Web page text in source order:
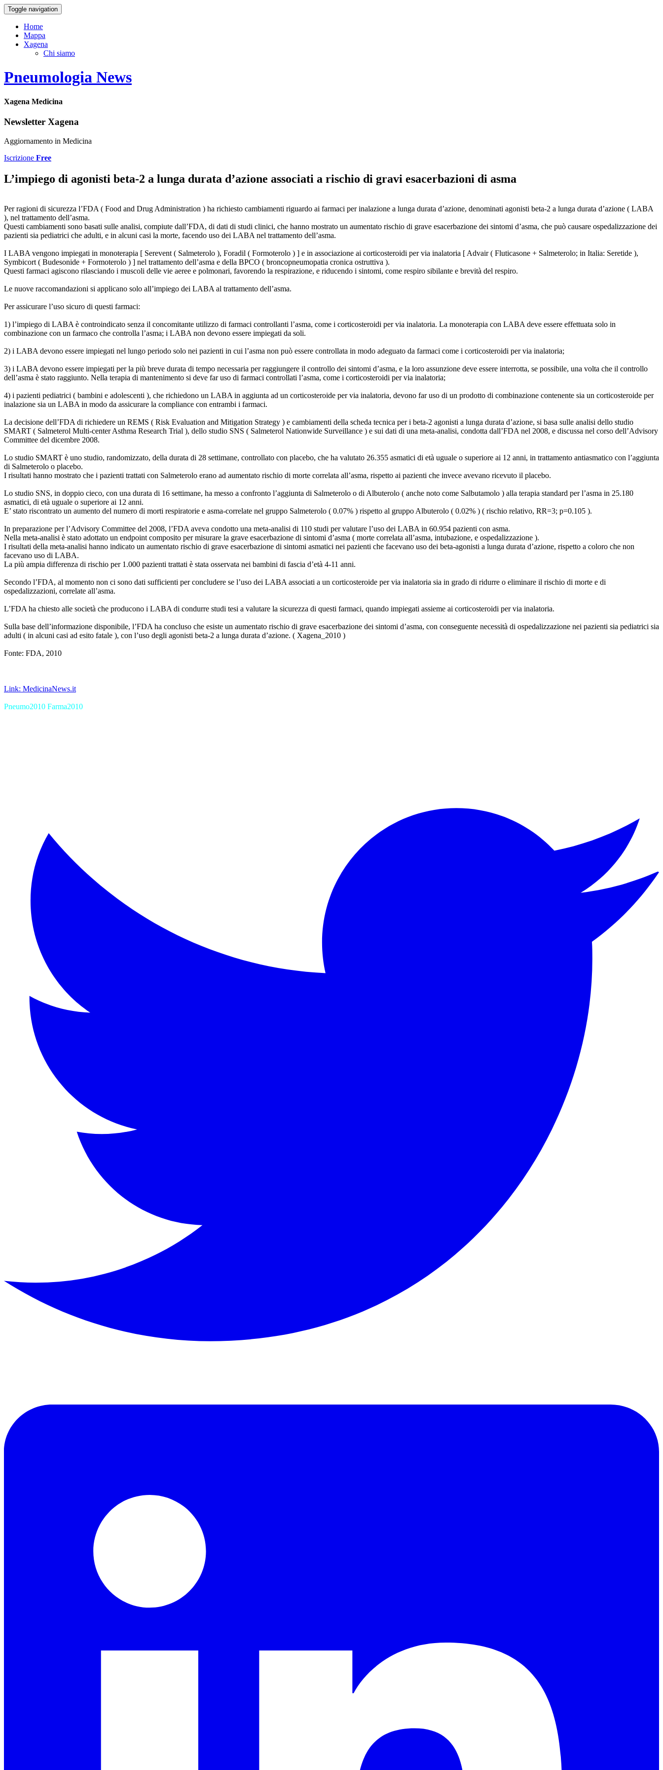
Toggle navigation
Home
Mappa
Xagena
Chi siamo
Pneumologia News
Xagena Medicina
Newsletter Xagena
Aggiornamento in Medicina
Iscrizione Free
L’impiego di agonisti beta-2 a lunga durata d’azione associati a rischio di gravi esacerbazioni di asma
Per ragioni di sicurezza l’FDA ( Food and Drug Administration ) ha richiesto cambiamenti riguardo ai farmaci per inalazione a lunga durata d’azione, denominati agonisti beta-2 a lunga durata d’azione ( LABA
), nel trattamento dell’asma.
Questi cambiamenti sono basati sulle analisi, compiute dall’FDA, di dati di studi clinici, che hanno mostrato un aumentato rischio di grave esacerbazione dei sintomi d’asma, che può causare ospedalizzazione dei
pazienti sia pediatrici che adulti, e in alcuni casi la morte, facendo uso dei LABA nel trattamento dell’asma.
I LABA vengono impiegati in monoterapia [ Serevent ( Salmeterolo ), Foradil ( Formoterolo ) ] e in associazione ai corticosteroidi per via inalatoria [ Advair ( Fluticasone + Salmeterolo; in Italia: Seretide ),
Symbicort ( Budesonide + Formoterolo ) ] nel trattamento dell’asma e della BPCO ( broncopneumopatia cronica ostruttiva ).
Questi farmaci agiscono rilasciando i muscoli delle vie aeree e polmonari, favorendo la respirazione, e riducendo i sintomi, come respiro sibilante e brevità del respiro.
Le nuove raccomandazioni si applicano solo all’impiego dei LABA al trattamento dell’asma.
Per assicurare l’uso sicuro di questi farmaci:
1) l’impiego di LABA è controindicato senza il concomitante utilizzo di farmaci controllanti l’asma, come i corticosteroidi per via inalatoria. La monoterapia con LABA deve essere effettuata solo in
combinazione con un farmaco che controlla l’asma; i LABA non devono essere impiegati da soli.
2) i LABA devono essere impiegati nel lungo periodo solo nei pazienti in cui l’asma non può essere controllata in modo adeguato da farmaci come i corticosteroidi per via inalatoria;
3) i LABA devono essere impiegati per la più breve durata di tempo necessaria per raggiungere il controllo dei sintomi d’asma, e la loro assunzione deve essere interrotta, se possibile, una volta che il controllo
dell’asma è stato raggiunto. Nella terapia di mantenimento si deve far uso di farmaci controllati l’asma, come i corticosteroidi per via inalatoria;
4) i pazienti pediatrici ( bambini e adolescenti ), che richiedono un LABA in aggiunta ad un corticosteroide per via inalatoria, devono far uso di un prodotto di combinazione contenente sia un corticosteroide per
inalazione sia un LABA in modo da assicurare la compliance con entrambi i farmaci.
La decisione dell’FDA di richiedere un REMS ( Risk Evaluation and Mitigation Strategy ) e cambiamenti della scheda tecnica per i beta-2 agonisti a lunga durata d’azione, si basa sulle analisi dello studio
SMART ( Salmeterol Multi-center Asthma Research Trial ), dello studio SNS ( Salmeterol Nationwide Surveillance ) e sui dati di una meta-analisi, condotta dall’FDA nel 2008, e discussa nel corso dell’Advisory
Committee del dicembre 2008.
Lo studio SMART è uno studio, randomizzato, della durata di 28 settimane, controllato con placebo, che ha valutato 26.355 asmatici di età uguale o superiore ai 12 anni, in trattamento antiasmatico con l’aggiunta
di Salmeterolo o placebo.
I risultati hanno mostrato che i pazienti trattati con Salmeterolo erano ad aumentato rischio di morte correlata all’asma, rispetto ai pazienti che invece avevano ricevuto il placebo.
Lo studio SNS, in doppio cieco, con una durata di 16 settimane, ha messo a confronto l’aggiunta di Salmeterolo o di Albuterolo ( anche noto come Salbutamolo ) alla terapia standard per l’asma in 25.180
asmatici, di età uguale o superiore ai 12 anni.
E’ stato riscontrato un aumento del numero di morti respiratorie e asma-correlate nel gruppo Salmeterolo ( 0.07% ) rispetto al gruppo Albuterolo ( 0.02% ) ( rischio relativo, RR=3; p=0.105 ).
In preparazione per l’Advisory Committee del 2008, l’FDA aveva condotto una meta-analisi di 110 studi per valutare l’uso dei LABA in 60.954 pazienti con asma.
Nella meta-analisi è stato adottato un endpoint composito per misurare la grave esacerbazione di sintomi d’asma ( morte correlata all’asma, intubazione, e ospedalizzazione ).
I risultati della meta-analisi hanno indicato un aumentato rischio di grave esacerbazione di sintomi asmatici nei pazienti che facevano uso dei beta-agonisti a lunga durata d’azione, rispetto a coloro che non
facevano uso di LABA.
La più ampia differenza di rischio per 1.000 pazienti trattati è stata osservata nei bambini di fascia d’età 4-11 anni.
Secondo l’FDA, al momento non ci sono dati sufficienti per concludere se l’uso dei LABA associati a un corticosteroide per via inalatoria sia in grado di ridurre o eliminare il rischio di morte e di
ospedalizzazioni, correlate all’asma.
L’FDA ha chiesto alle società che producono i LABA di condurre studi tesi a valutare la sicurezza di questi farmaci, quando impiegati assieme ai corticosteroidi per via inalatoria.
Sulla base dell’informazione disponibile, l’FDA ha concluso che esiste un aumentato rischio di grave esacerbazione dei sintomi d’asma, con conseguente necessità di ospedalizzazione nei pazienti sia pediatrici sia
adulti ( in alcuni casi ad esito fatale ), con l’uso degli agonisti beta-2 a lunga durata d’azione. ( Xagena_2010 )
Fonte: FDA, 2010
Link: MedicinaNews.it
Pneumo2010 Farma2010